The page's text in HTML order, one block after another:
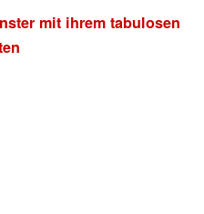
mit ihrem tabulosen